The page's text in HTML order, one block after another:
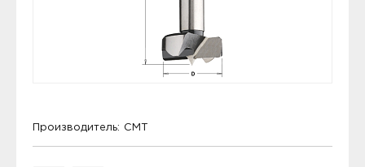
Производитель: CMT